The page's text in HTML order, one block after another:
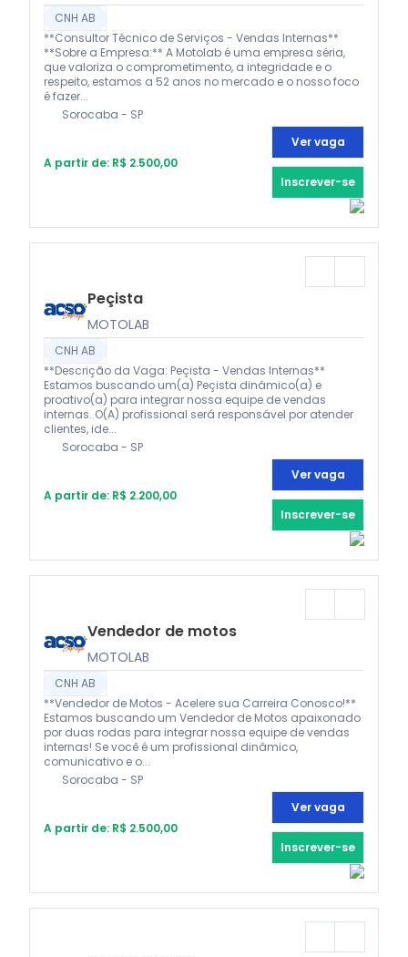
CNH AB
**Consultor Técnico de Serviços - Vendas Internas**
**Sobre a Empresa:** A Motolab é uma empresa séria,
que valoriza o comprometimento, a integridade e o
respeito, estamos a 52 anos no mercado e o nosso foco
é fazer...
Sorocaba - SP
A partir de: R$ 2.500,00
Ver vaga
Inscrever-se
Peçista
MOTOLAB
CNH AB
**Descrição da Vaga: Peçista - Vendas Internas**
Estamos buscando um(a) Peçista dinâmico(a) e
proativo(a) para integrar nossa equipe de vendas
internas. O(A) profissional será responsável por atender
clientes, ide...
Sorocaba - SP
A partir de: R$ 2.200,00
Ver vaga
Inscrever-se
Vendedor de motos
MOTOLAB
CNH AB
**Vendedor de Motos - Acelere sua Carreira Conosco!**
Estamos buscando um Vendedor de Motos apaixonado
por duas rodas para integrar nossa equipe de vendas
internas! Se você é um profissional dinâmico,
comunicativo e o...
Sorocaba - SP
A partir de: R$ 2.500,00
Ver vaga
Inscrever-se